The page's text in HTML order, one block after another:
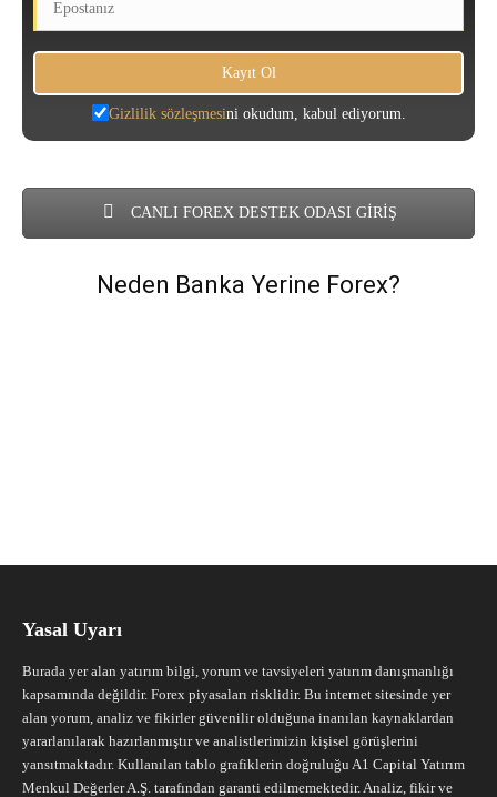
Gizlilik sözleşmesini okudum, kabul ediyorum.
CANLI FOREX DESTEK ODASI GİRİŞ
Neden Banka Yerine Forex?
Yasal Uyarı
Burada yer alan yatırım bilgi, yorum ve tavsiyeleri yatırım danışmanlığı
kapsamında değildir. Forex piyasaları risklidir. Bu internet sitesinde yer
alan yorum, analiz ve fikirler güvenilir olduğuna inanılan kaynaklardan
yararlanılarak hazırlanmıştır ve analistlerimizin kişisel görüşlerini
yansıtmaktadır. Kullanılan tablo grafiklerin doğruluğu A1 Capital Yatırım
Menkul Değerler A.Ş. tarafından garanti edilmemektedir. Analiz, fikir ve